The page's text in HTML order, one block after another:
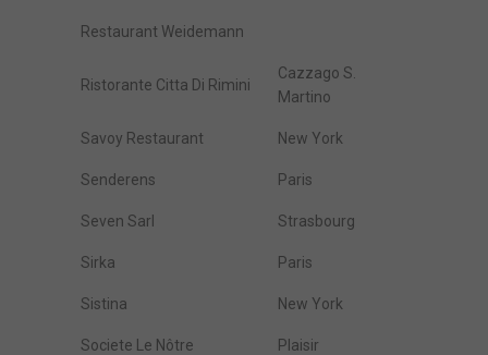
Restaurant Weidemann
Ristorante Citta Di Rimini
Cazzago S.
Martino
Savoy Restaurant New York
Senderens Paris
Seven Sarl Strasbourg
Sirka Paris
Sistina New York
Societe Le Nôtre Plaisir